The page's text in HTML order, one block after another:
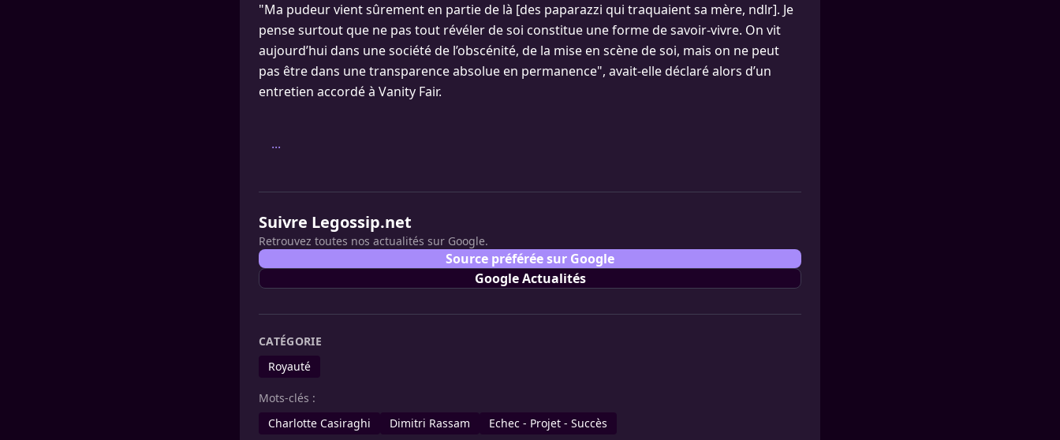
"Ma pudeur vient sûrement en partie de là [des paparazzi qui traquaient sa mère, ndlr]. Je
pense surtout que ne pas tout révéler de soi constitue une forme de savoir-vivre. On vit
aujourd’hui dans une société de l’obscénité, de la mise en scène de soi, mais on ne peut
pas être dans une transparence absolue en permanence", avait-elle déclaré alors d’un
entretien accordé à Vanity Fair.
...
Suivre Legossip.net
Retrouvez toutes nos actualités sur Google.
Source préférée sur Google
Google Actualités
CATÉGORIE
Royauté
Mots-clés :
Charlotte Casiraghi
Dimitri Rassam Echec - Projet - Succès